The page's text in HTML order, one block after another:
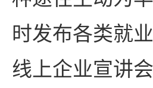
时发布各类就
线上企业宣讲